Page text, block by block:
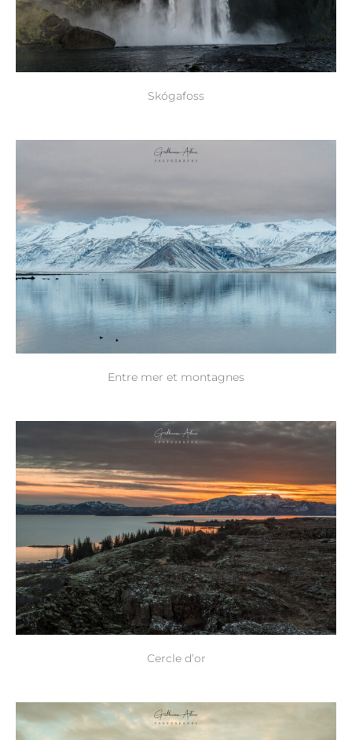
Skógafoss
Entre mer et montagnes
Cercle d’or